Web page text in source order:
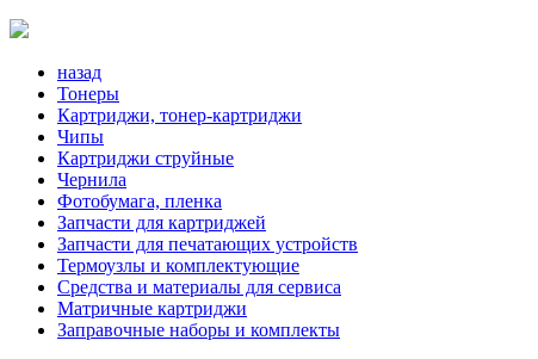
назад
Тонеры
Картриджи, тонер-картриджи
Чипы
Картриджи струйные
Чернила
Фотобумага, пленка
Запчасти для картриджей
Запчасти для печатающих устройств
Термоузлы и комплектующие
Средства и материалы для сервиса
Матричные картриджи
Заправочные наборы и комплекты